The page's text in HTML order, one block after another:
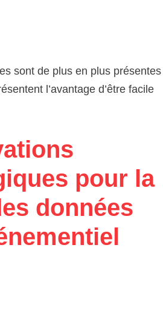
sont de plus en plus présentes
l’avantage d’être facile
pour la
données